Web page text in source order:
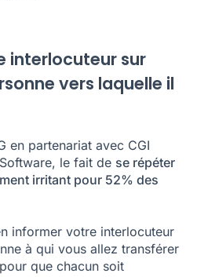
interlocuteur sur
vers laquelle il
en partenariat avec CGI
le fait de se répéter
irritant pour 52% des
informer votre interlocuteur
à qui vous allez transférer
que chacun soit